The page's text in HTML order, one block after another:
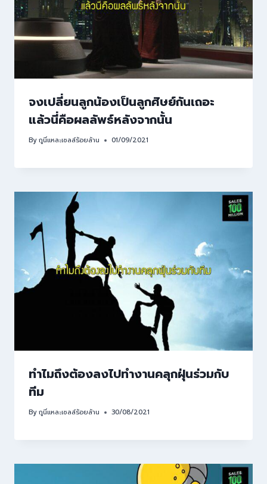
จงเปลี่ยนลูกน้องเป็นลูกศิษย์กันเถอะ
แล้วนี่คือผลลัพธ์หลังจากนั้น
Byกูนี่แหละเซลล์ร้อยล้าน 01/09/2021
ทำไมถึงต้องลงไปทำงานคลุกฝุ่นร่วมกับ
ทีม
Byกูนี่แหละเซลล์ร้อยล้าน 30/08/2021